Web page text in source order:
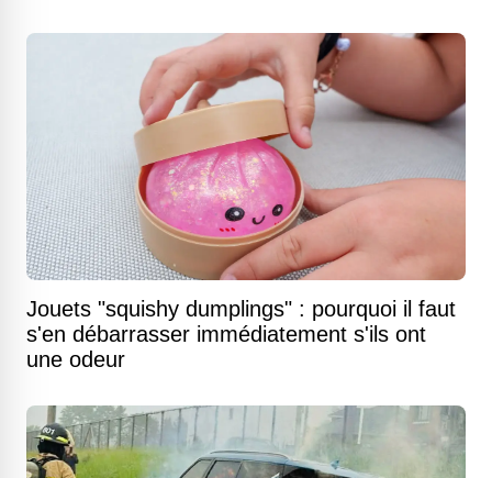
Jouets "squishy dumplings" : pourquoi il faut
s'en débarrasser immédiatement s'ils ont
une odeur